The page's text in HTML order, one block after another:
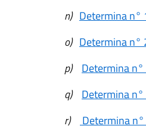
n) Determina n°
o) Determina n°
p) Determina
q) Determina
r)
Determina